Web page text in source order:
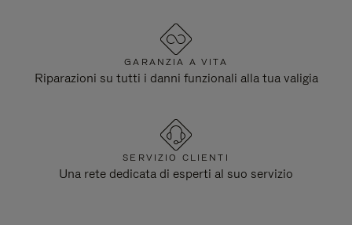
GARANZIA A VITA
Riparazioni su tutti i danni funzionali alla tua valigia
SERVIZIO CLIENTI
Una rete dedicata di esperti al suo servizio